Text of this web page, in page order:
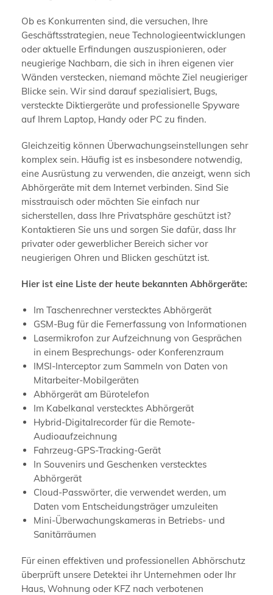
Ob es Konkurrenten sind, die versuchen, Ihre
Geschäftsstrategien, neue Technologieentwicklungen
oder aktuelle Erfindungen auszuspionieren, oder
neugierige Nachbarn, die sich in ihren eigenen vier
Wänden verstecken, niemand möchte Ziel neugieriger
Blicke sein. Wir sind darauf spezialisiert, Bugs,
versteckte Diktiergeräte und professionelle Spyware
auf Ihrem Laptop, Handy oder PC zu finden.
Gleichzeitig können Überwachungseinstellungen sehr
komplex sein. Häufig ist es insbesondere notwendig,
eine Ausrüstung zu verwenden, die anzeigt, wenn sich
Abhörgeräte mit dem Internet verbinden. Sind Sie
misstrauisch oder möchten Sie einfach nur
sicherstellen, dass Ihre Privatsphäre geschützt ist?
Kontaktieren Sie uns und sorgen Sie dafür, dass Ihr
privater oder gewerblicher Bereich sicher vor
neugierigen Ohren und Blicken geschützt ist.
Hier ist eine Liste der heute bekannten Abhörgeräte:
Im Taschenrechner verstecktes Abhörgerät
GSM-Bug für die Fernerfassung von Informationen
Lasermikrofon zur Aufzeichnung von Gesprächen
in einem Besprechungs- oder Konferenzraum
IMSI-Interceptor zum Sammeln von Daten von
Mitarbeiter-Mobilgeräten
Abhörgerät am Bürotelefon
Im Kabelkanal verstecktes Abhörgerät
Hybrid-Digitalrecorder für die Remote-
Audioaufzeichnung
Fahrzeug-GPS-Tracking-Gerät
In Souvenirs und Geschenken verstecktes
Abhörgerät
Cloud-Passwörter, die verwendet werden, um
Daten vom Entscheidungsträger umzuleiten
Mini-Überwachungskameras in Betriebs- und
Sanitärräumen
Für einen effektiven und professionellen Abhörschutz
überprüft unsere Detektei ihr Unternehmen oder Ihr
Haus, Wohnung oder KFZ nach verbotenen